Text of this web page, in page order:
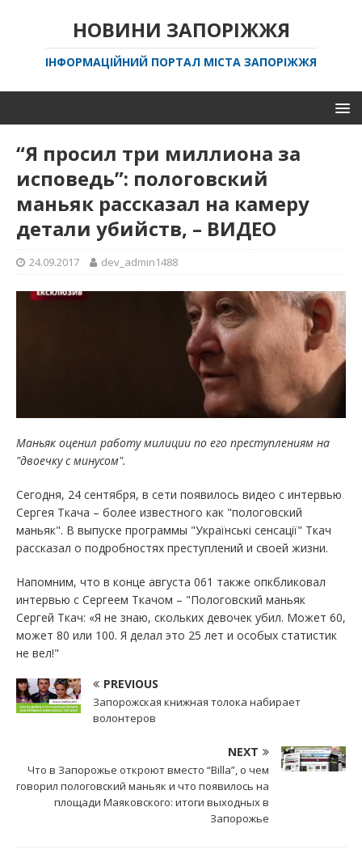
НОВИНИ ЗАПОРІЖЖЯ
ІНФОРМАЦІЙНИЙ ПОРТАЛ МІСТА ЗАПОРІЖЖЯ
“Я просил три миллиона за
исповедь”: пологовский
маньяк рассказал на камеру
детали убийств, – ВИДЕО
24.09.2017 dev_admin1488
Маньяк оценил работу милиции по его преступлениям на
"двоечку с минусом".
Сегодня, 24 сентября, в сети появилось видео с интервью
Сергея Ткача – более известного как "пологовский
маньяк". В выпуске программы "Українські сенсації" Ткач
рассказал о подробностях преступлений и своей жизни.
Напомним, что в конце августа 061 также опкбликовал
интервью с Сергеем Ткачом – "Пологовский маньяк
Сергей Ткач: «Я не знаю, скольких девочек убил. Может 60,
может 80 или 100. Я делал это 25 лет и особых статистик
не вел!"
PREVIOUS
Запорожская книжная толока набирает
волонтеров
NEXT
Что в Запорожье откроют вместо “Billa”, о чем
говорил пологовский маньяк и что появилось на
площади Маяковского: итоги выходных в
Запорожье